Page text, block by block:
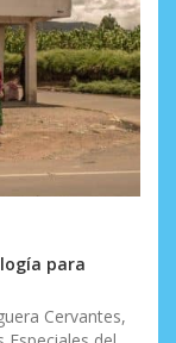
para
Cervantes,